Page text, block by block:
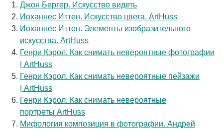
Джон Бергер. Искусство видеть
Иоханнес Иттен. Искусство цвета. ArtHuss
Иоханнес Иттен. Элементы изобразительного
искусства. ArtHuss
Генри Кэрол. Как снимать невероятные фотографии
| ArtHuss
Генри Кэрол. Как снимать невероятные пейзажи
| ArtHuss
Генри Кэрол. Как снимать невероятные
портреты ArtHuss
Мифология композиция в фотографии. Андрей